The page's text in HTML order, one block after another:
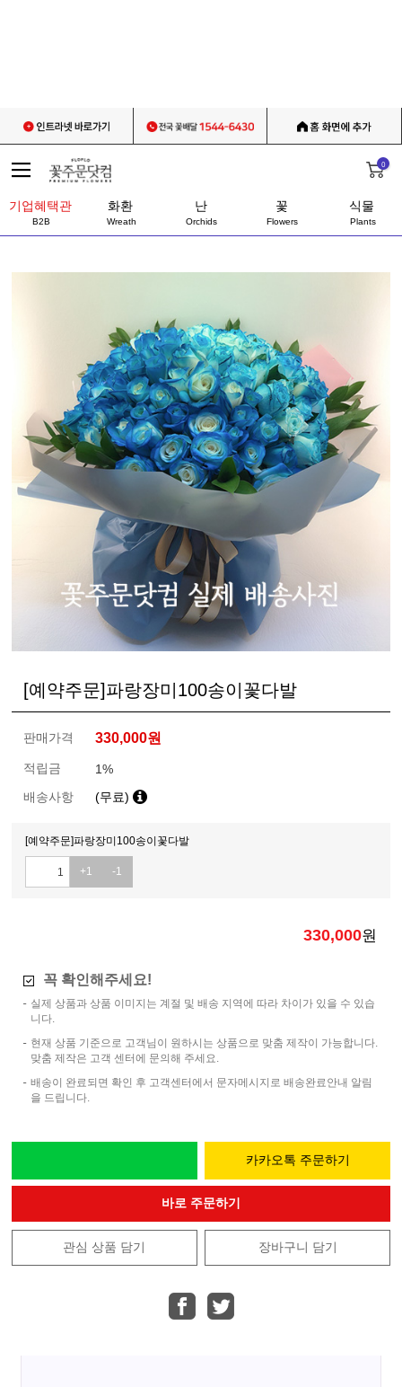
0
기업혜택관
B2B
화환
Wreath
난
Orchids
꽃
Flowers
식물
Plants
[예약주문]파랑장미100송이꽃다발
판매가격 330,000원
적립금
1%
배송사항
(무료)
[예약주문]파랑장미100송이꽃다발
+1 -1
330,000원
꼭 확인해주세요!
실제 상품과 상품 이미지는 계절 및 배송 지역에 따라 차이가 있을 수 있습
니다.
현재 상품 기준으로 고객님이 원하시는 상품으로 맞춤 제작이 가능합니다.
맞춤 제작은 고객 센터에 문의해 주세요.
배송이 완료되면 확인 후 고객센터에서 문자메시지로 배송완료안내 알림
을 드립니다.
카카오톡 주문하기
바로 주문하기
관심 상품 담기 장바구니 담기